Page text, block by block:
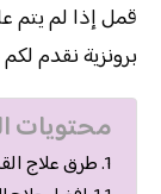
قمل إذا لم يتم
برونزية نقدم
محتويات
طرق علاج